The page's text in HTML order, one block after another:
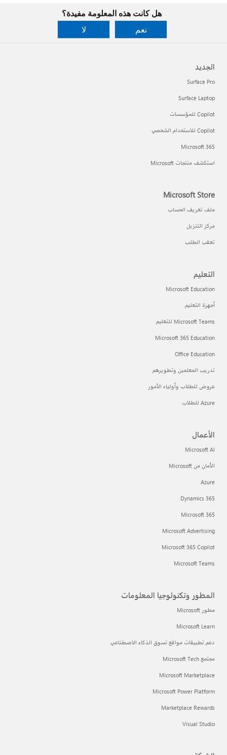
هل كانت هذه المعلومة مفيدة؟
نعم
لا
الجديد
Surface Pro
Surface Laptop
Copilot للمؤسسات
Copilot للاستخدام الشخصي
Microsoft 365
استكشف منتجات Microsoft
Microsoft Store
ملف تعريف الحساب
مركز التنزيل
تعقب الطلب
التعليم
Microsoft Education
أجهزة التعليم
Microsoft Teams للتعليم
Microsoft 365 Education
Office Education
تدريب المعلمين وتطويرهم
عروض للطلاب وأولياء الأمور
Azure للطلاب
الأعمال
Microsoft AI
الأمان من Microsoft
Azure
Dynamics 365
Microsoft 365
Microsoft Advertising
Microsoft 365 Copilot
Microsoft Teams
المطور وتكنولوجيا المعلومات
مطور Microsoft
Microsoft Learn
دعم تطبيقات مواقع تسوق الذكاء الاصطناعي
مجتمع Microsoft Tech
Microsoft Marketplace
Microsoft Power Platform
Marketplace Rewards
Visual Studio